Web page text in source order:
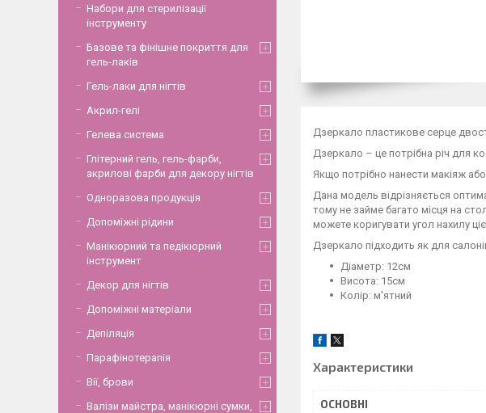
Дзеркало пластикове серце
Дзеркало – це потрібна річ для
Якщо потрібно нанести макіяж
Дана модель відрізняється
тому не займе багато місця на
можете коригувати угол нахилу
Дзеркало підходить як для
Діаметр: 12см
Висота: 15см
Колір: м'ятний
Характеристики
ОСНОВНІ
Набори для стерилізації
інструменту
Базове та фінішне покриття для
гель-лаків
Гель-лаки для нігтів
Акрил-гелі
Гелева система
Глітерний гель, гель-фарби,
акрилові фарби для декору нігтів
Одноразова продукція
Допоміжні рідини
Манікюрний та педікюрний
інструмент
Декор для нігтів
Допоміжні матеріали
Депіляція
Парафінотерапія
Вії, брови
Валізи майстра, манікюрні сумки,